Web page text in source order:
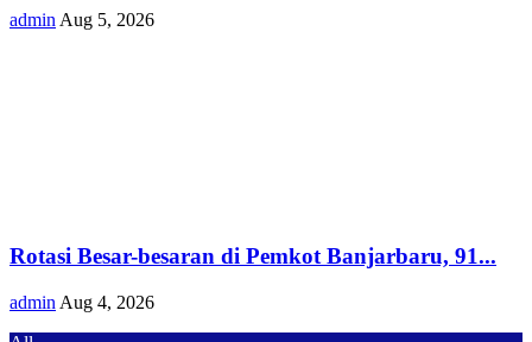
admin Aug 5, 2026
Rotasi Besar-besaran di Pemkot Banjarbaru, 91...
admin Aug 4, 2026